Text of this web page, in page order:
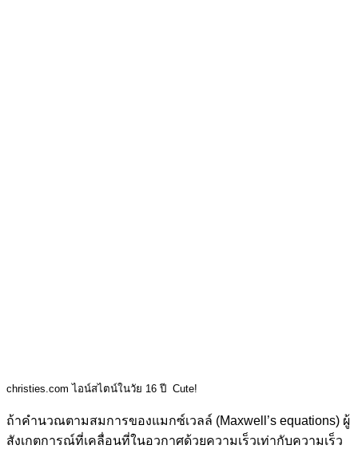
christies.com ไอน์สไตน์ในวัย 16 ปี Cute!
ถ้าคำนวณตามสมการของแมกซ์เวลล์ (Maxwell’s equations) ผู้
สังเกตการณ์ที่เคลื่อนที่ในอวกาศด้วยความเร็วเท่ากับความเร็ว